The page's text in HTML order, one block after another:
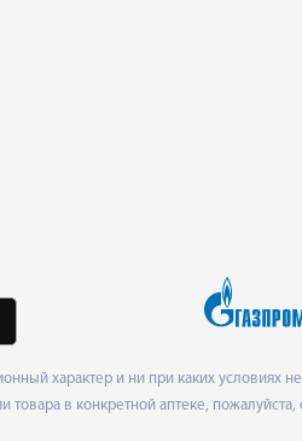
характер и ни при каких условиях не
в конкретной аптеке, пожалуйста,